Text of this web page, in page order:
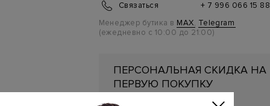
Связаться
+ 7 996 066 15 88
Менеджер бутика в MAX, Telegram
(ежедневно с 10:00 до 21:00)
ПЕРСОНАЛЬНАЯ СКИДКА НА
ПЕРВУЮ ПОКУПКУ
Подробнее